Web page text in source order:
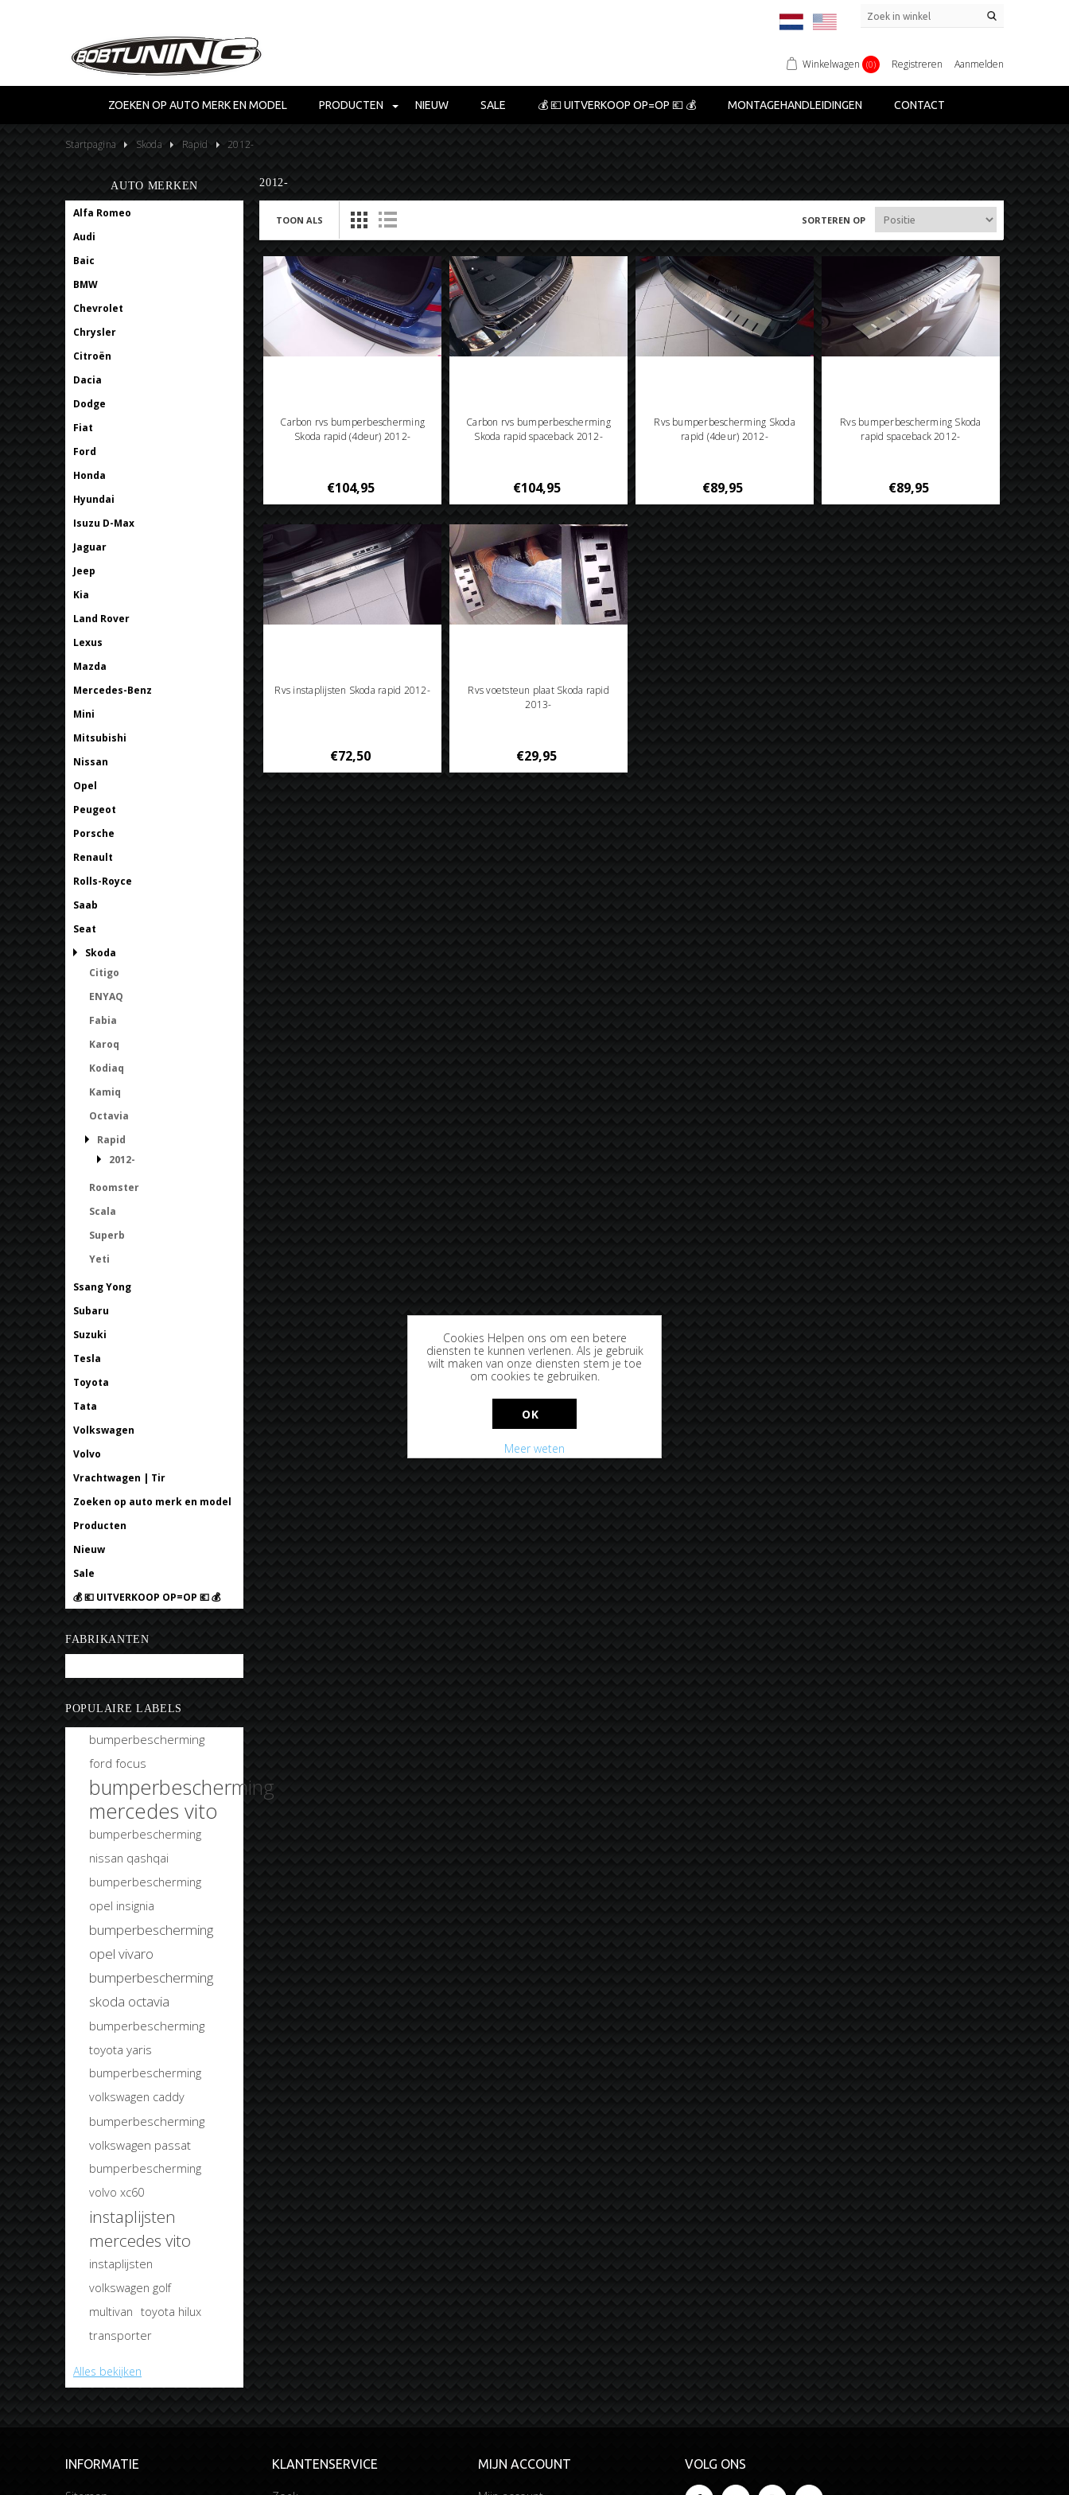
Winkelwagen (0) Registreren Aanmelden
ZOEKEN OP AUTO MERK EN MODEL PRODUCTEN NIEUW SALE 💰 💶 UITVERKOOP OP=OP 💶 💰 MONTAGEHANDLEIDINGEN CONTACT
Startpagina Skoda Rapid 2012-
AUTO MERKEN
Alfa Romeo
Audi
Baic
BMW
Chevrolet
Chrysler
Citroën
Dacia
Dodge
Fiat
Ford
Honda
Hyundai
Isuzu D-Max
Jaguar
Jeep
Kia
Land Rover
Lexus
Mazda
Mercedes-Benz
Mini
Mitsubishi
Nissan
Opel
Peugeot
Porsche
Renault
Rolls-Royce
Saab
Seat
Skoda
Citigo
ENYAQ
Fabia
Karoq
Kodiaq
Kamiq
Octavia
Rapid
2012-
Roomster
Scala
Superb
Yeti
Ssang Yong
Subaru
Suzuki
Tesla
Toyota
Tata
Volkswagen
Volvo
Vrachtwagen | Tir
Zoeken op auto merk en model
Producten
Nieuw
Sale
💰 💶 UITVERKOOP OP=OP 💶 💰
FABRIKANTEN
POPULAIRE LABELS
bumperbescherming
ford focus
bumperbescherming
mercedes vito
bumperbescherming
nissan qashqai
bumperbescherming
opel insignia
bumperbescherming
opel vivaro
bumperbescherming
skoda octavia
bumperbescherming
toyota yaris
bumperbescherming
volkswagen caddy
bumperbescherming
volkswagen passat
bumperbescherming
volvo xc60
instaplijsten
mercedes vito
instaplijsten
volkswagen golf
multivan toyota hilux
transporter
Alles bekijken
2012-
TOON ALS SORTEREN OP
Carbon rvs bumperbescherming
Skoda rapid (4deur) 2012-
€104,95
Carbon rvs bumperbescherming
Skoda rapid spaceback 2012-
€104,95
Rvs bumperbescherming Skoda
rapid (4deur) 2012-
€89,95
Rvs bumperbescherming Skoda
rapid spaceback 2012-
€89,95
Rvs instaplijsten Skoda rapid 2012-
€72,50
Rvs voetsteun plaat Skoda rapid
2013-
€29,95
INFORMATIE KLANTENSERVICE MIJN ACCOUNT VOLG ONS
Cookies Helpen ons om een betere
diensten te kunnen verlenen. Als je gebruik
wilt maken van onze diensten stem je toe
om cookies te gebruiken.
OK
Meer weten